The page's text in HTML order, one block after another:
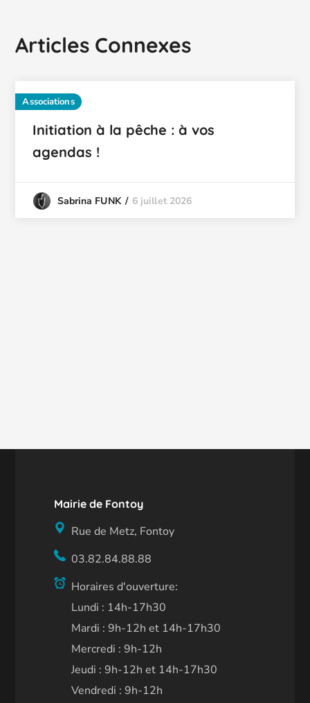
Articles Connexes
Associations
Initiation à la pêche : à vos
agendas !
Sabrina FUNK 6 juillet 2026
Mairie de Fontoy
Rue de Metz, Fontoy
03.82.84.88.88
Horaires d'ouverture:
Lundi : 14h-17h30
Mardi : 9h-12h et 14h-17h30
Mercredi : 9h-12h
Jeudi : 9h-12h et 14h-17h30
Vendredi : 9h-12h